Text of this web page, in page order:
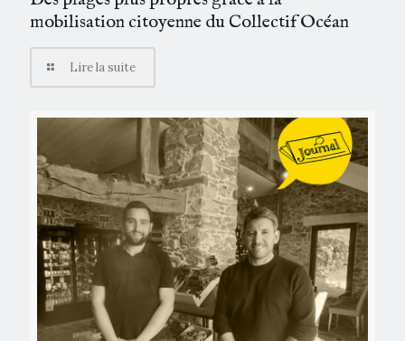
mobilisation citoyenne du Collectif Océan
Lire la suite